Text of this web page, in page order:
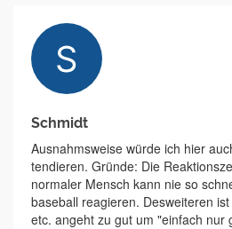
Schmidt
Ausnahmsweise würde ich hier
tendieren. Gründe: Die
normaler Mensch kann nie so
baseball reagieren. Desweiteren
etc. angeht zu gut um "einfach nur